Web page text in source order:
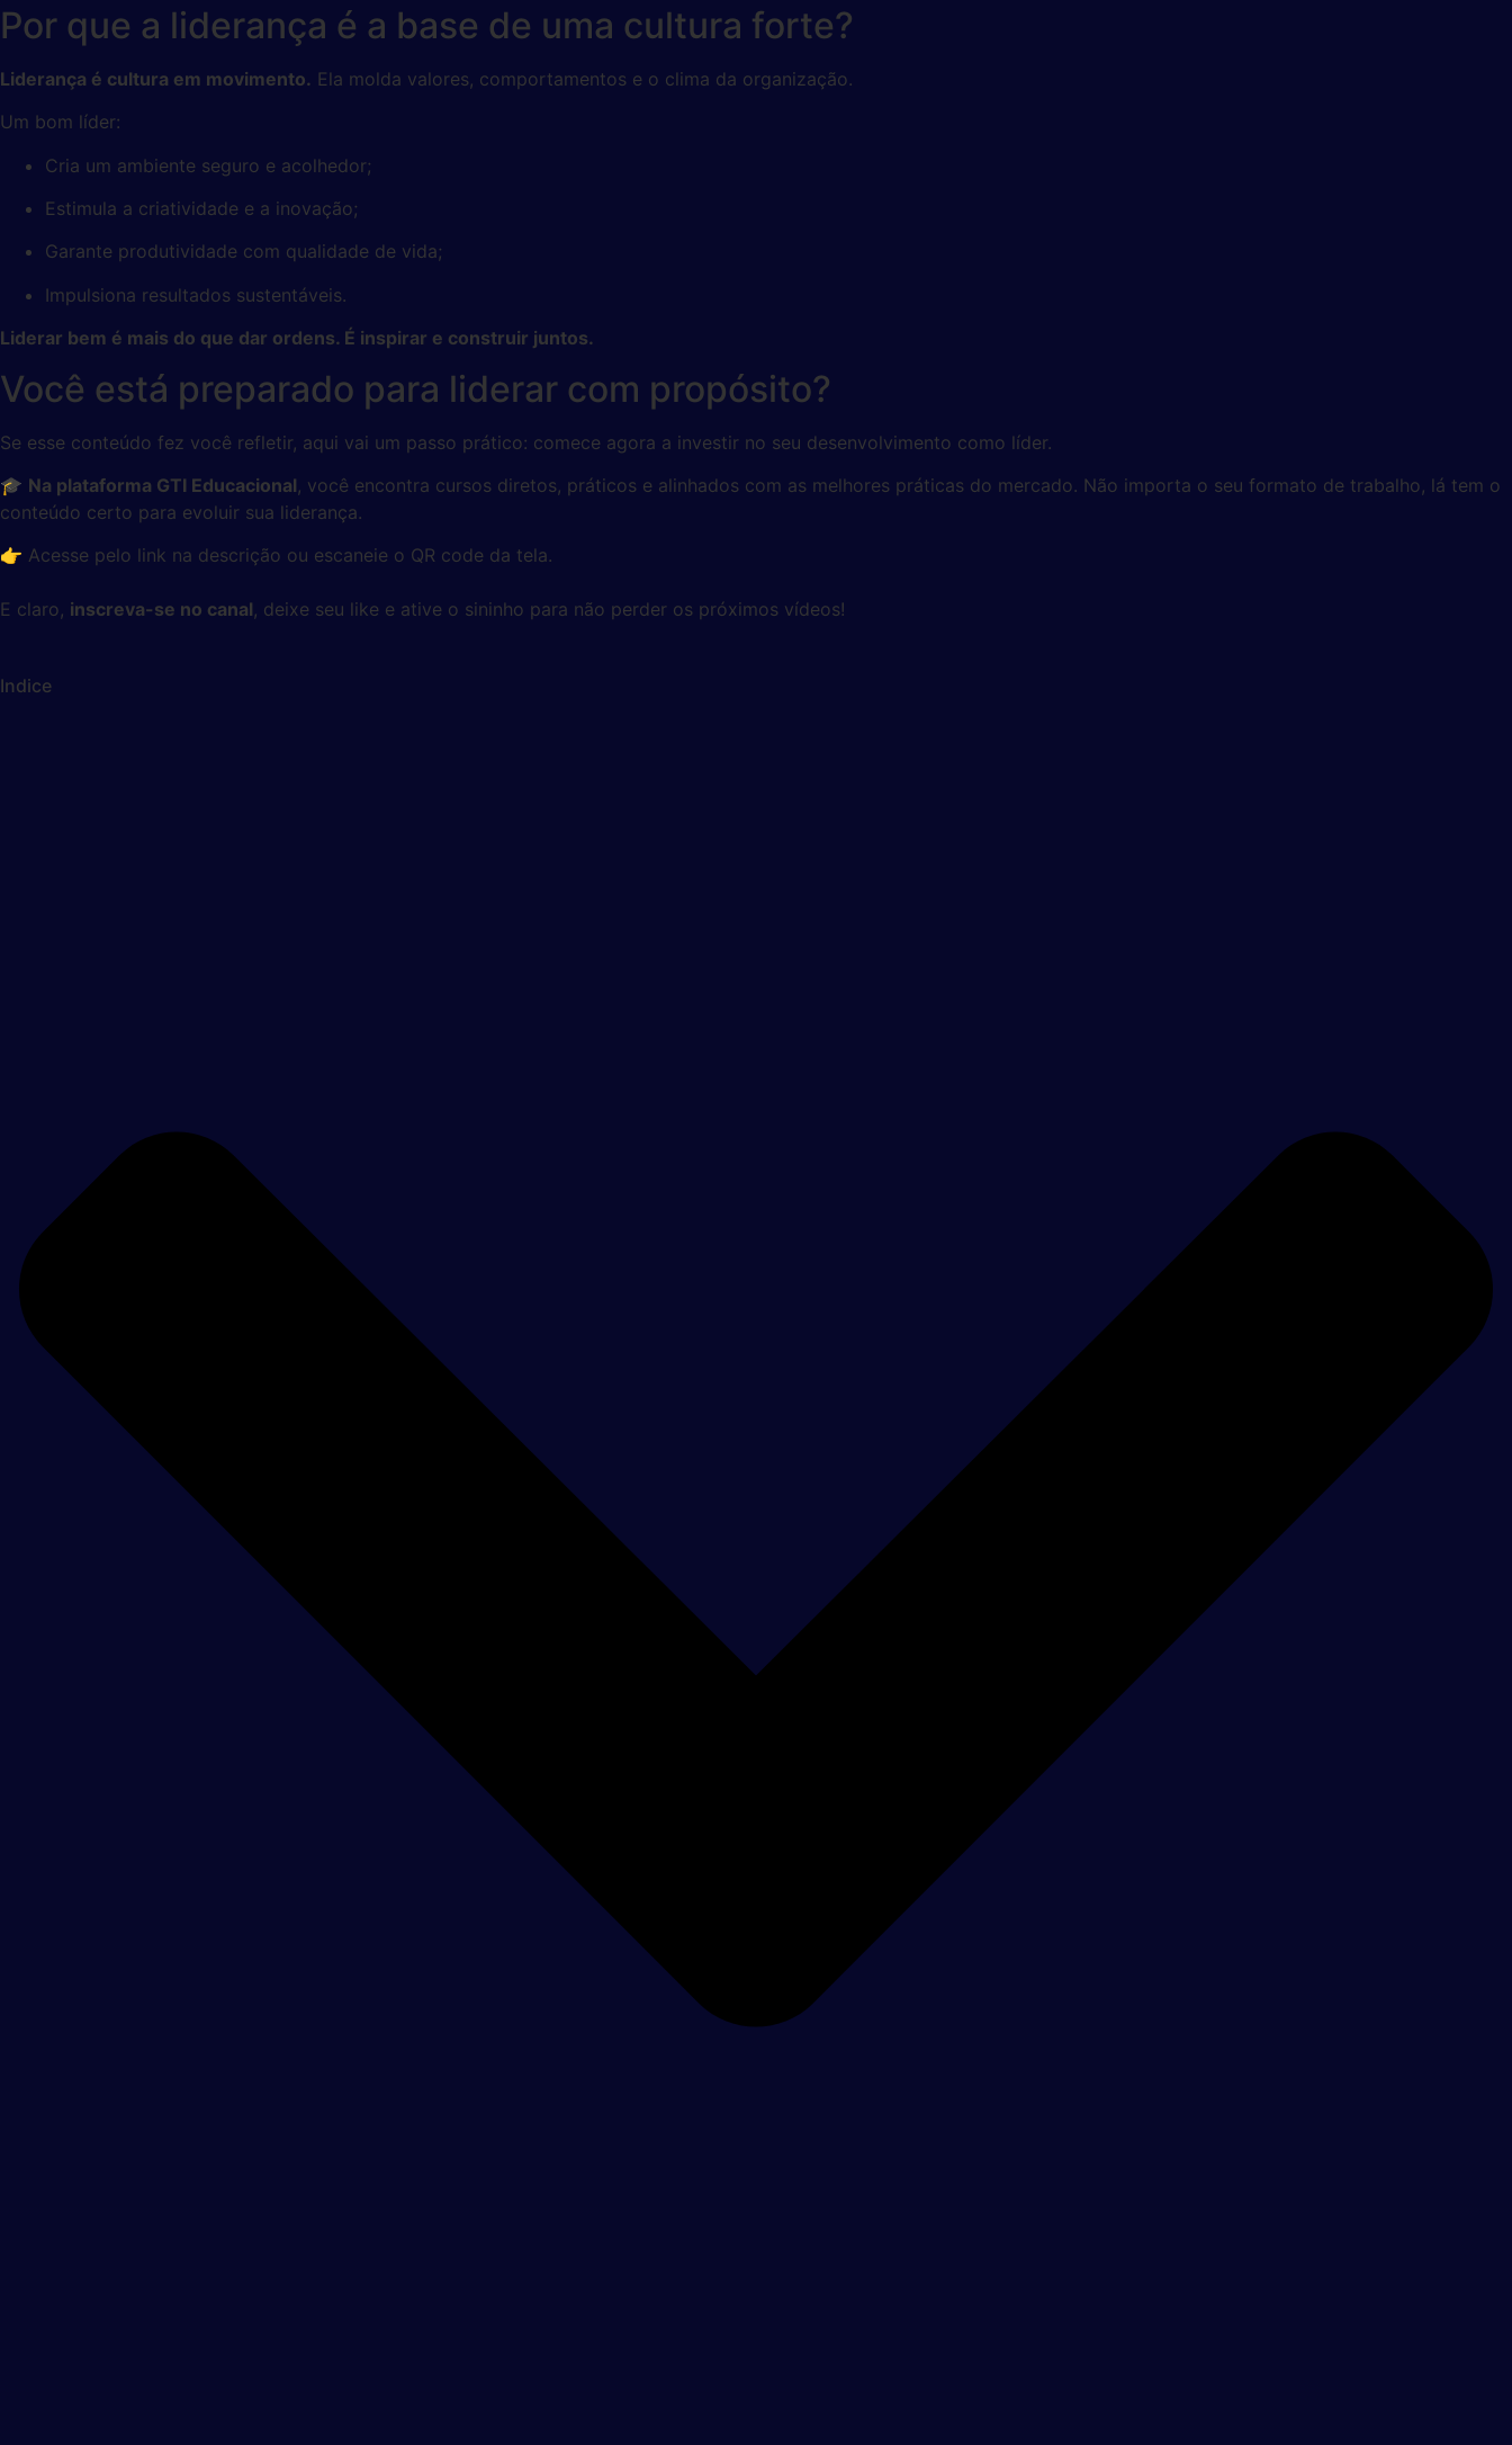
Por que a liderança é a base de uma cultura forte?
Liderança é cultura em movimento. Ela molda valores, comportamentos e o clima da organização.
Um bom líder:
Cria um ambiente seguro e acolhedor;
Estimula a criatividade e a inovação;
Garante produtividade com qualidade de vida;
Impulsiona resultados sustentáveis.
Liderar bem é mais do que dar ordens. É inspirar e construir juntos.
Você está preparado para liderar com propósito?
Se esse conteúdo fez você refletir, aqui vai um passo prático: comece agora a investir no seu desenvolvimento como líder.
🎓 Na plataforma GTI Educacional, você encontra cursos diretos, práticos e alinhados com as melhores práticas do mercado. Não importa o seu formato de trabalho, lá tem o
conteúdo certo para evoluir sua liderança.
👉 Acesse pelo link na descrição ou escaneie o QR code da tela.
E claro, inscreva-se no canal, deixe seu like e ative o sininho para não perder os próximos vídeos!
Indice